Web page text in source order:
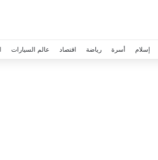
إسلام أسرة رياضة اقتصاد عالم السيارات